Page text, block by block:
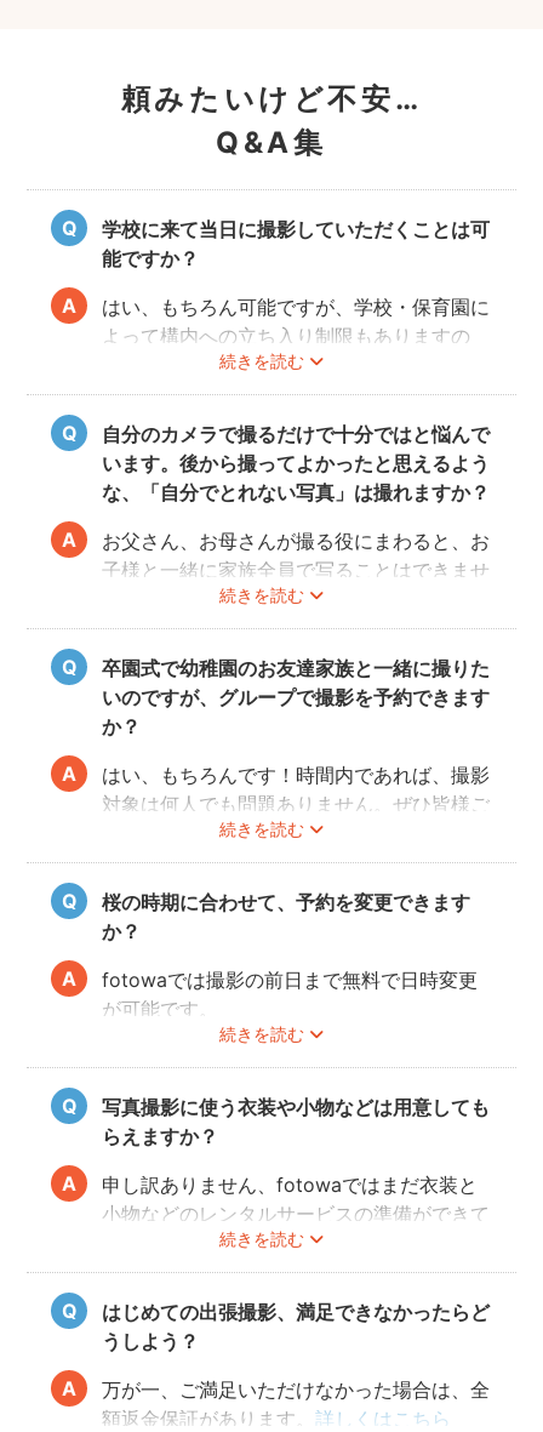
頼みたいけど不安…
Q&A集
学校に来て当日に撮影していただくことは可
能ですか？
続きを読む
はい、もちろん可能ですが、学校・保育園に
よって構内への立ち入り制限もありますの
で、事前にご確認をお願いいたします。
自分のカメラで撮るだけで十分ではと悩んで
います。後から撮ってよかったと思えるよう
な、「自分でとれない写真」は撮れますか？
続きを読む
お父さん、お母さんが撮る役にまわると、お
子様と一緒に家族全員で写ることはできませ
んし、プロの機材や構図ならではのクオリテ
ィもあります。
10年後、20年後に見返して、撮ってよかっ
たと思っていただける写真をお届けします。
卒園式で幼稚園のお友達家族と一緒に撮りた
いのですが、グループで撮影を予約できます
か？
続きを読む
はい、もちろんです！時間内であれば、撮影
対象は何人でも問題ありません。ぜひ皆様ご
一緒に素敵な思い出を残してください。
桜の時期に合わせて、予約を変更できます
か？
続きを読む
fotowaでは撮影の前日まで無料で日時変更
が可能です。
ご予約の変更方法はこちら
い。
フォトグラファーの都合により、ご希望の変
更日に対応できないこともありますので、あ
めることをオススメいたします。
写真撮影に使う衣装や小物などは用意しても
らえますか？
続きを読む
申し訳ありません、fotowaではまだ衣装と
小物などのレンタルサービスの準備ができて
おりませんので、お客様ご自身にご用意をお
願いしております。
はじめての出張撮影、満足できなかったらど
うしよう？
万が一、ご満足いただけなかった場合は、全
額返金保証があります。詳しくはこちら